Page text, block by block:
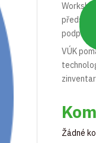
podporu
VÚK
Žádné